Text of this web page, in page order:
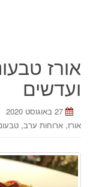
אורז
ועדשים
27 באוגוסט 2020
אורז, ארוחות ערב,